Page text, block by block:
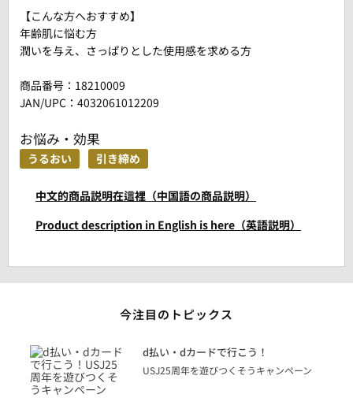
【こんな方へおすすめ】
年齢肌に悩む方
潤いを与え、さっぱりとした使用感を求める方
商品番号： 18210009
JAN/UPC：4032061012209
お悩み・効果
うるおい 引き締め
中文的商品説明在這裡（中国語の商品説明）
Product description in English is here（英語説明）
今注目のトピックス
d払い・dカードで行こう！
USJ25周年を遊びつくそうキャンペーン